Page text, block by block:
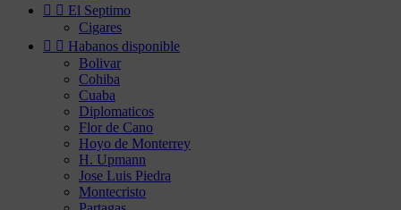
  El Septimo
Cigares
  Habanos disponible
Bolivar
Cohiba
Cuaba
Diplomaticos
Flor de Cano
Hoyo de Monterrey
H. Upmann
Jose Luis Piedra
Montecristo